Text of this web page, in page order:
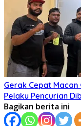
Gerak Cepat Macan
Pelaku Pencurian
Bagikan berita ini